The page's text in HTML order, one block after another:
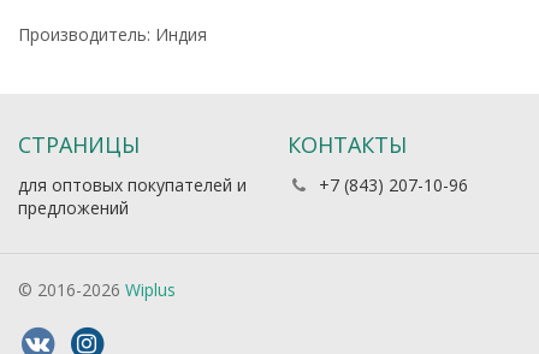
Производитель: Индия
СТРАНИЦЫ
для оптовых покупателей и
предложений
КОНТАКТЫ
+7 (843) 207-10-96
© 2016-2026 Wiplus